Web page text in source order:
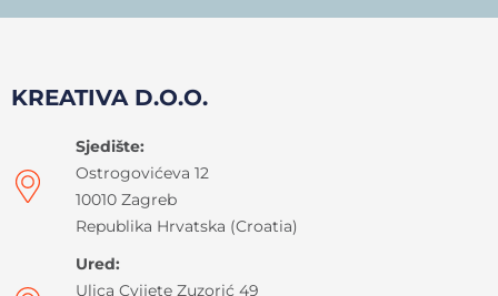
KREATIVA D.O.O.
Sjedište:
Ostrogovićeva 12
10010 Zagreb
Republika Hrvatska (Croatia)
Ured:
Ulica Cvijete Zuzorić 49